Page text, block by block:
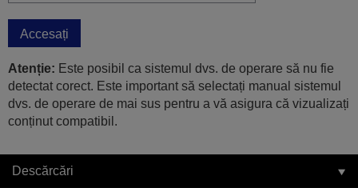
Accesați
Atenție: Este posibil ca sistemul dvs. de operare să nu fie
detectat corect. Este important să selectați manual sistemul
dvs. de operare de mai sus pentru a vă asigura că vizualizați
conținut compatibil.
Descărcări